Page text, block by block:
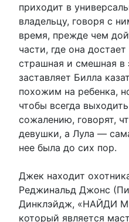
приходит в
владельцу, говоря с
время, прежде чем
части, где она
страшная и смешная в
заставляет Билла
похожим на ребенка,
чтобы всегда
сожалению, говорят,
девушки, а Лула —
нее была до сих пор.
Джек находит
Реджинальд Джонс
Динклэйдж, «НАЙДИ
который является